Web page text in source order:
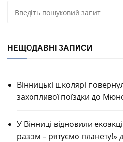
НЕЩОДАВНІ ЗАПИСИ
Вінницькі школярі
захопливої поїздки до
У Вінниці відновили
разом – рятуємо планету!»